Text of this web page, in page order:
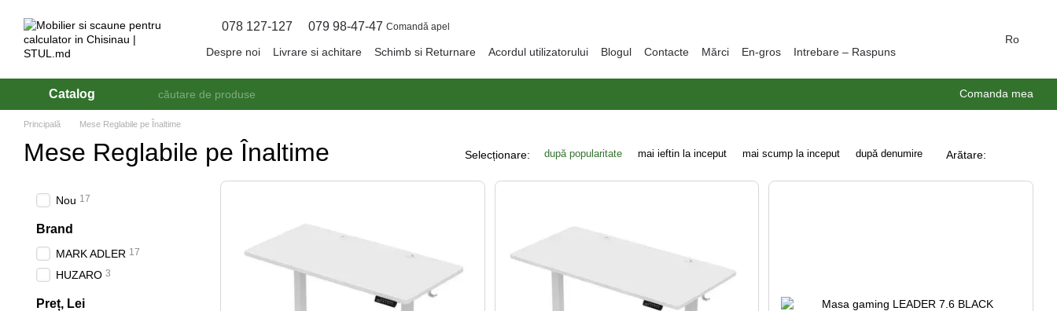
078 127-127 079 98-47-47 Comandă apel
Despre noi Livrare si achitare Schimb si Returnare Acordul utilizatorului Blogul Contacte Mărci En-gros Intrebare – Raspuns
Ro
Catalog Comanda mea
Principală Mese Reglabile pe Înaltime
Mese Reglabile pe Înaltime Selecționare: după popularitate mai ieftin la inceput mai scump la inceput după denumire Arătare:
Nou 17
Brand
MARK ADLER 17
HUZARO 3
Preț, Lei